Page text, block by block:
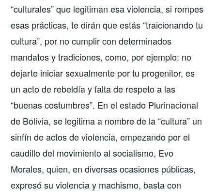
“culturales” que legitiman esa violencia, si rompes
esas prácticas, te dirán que estás “traicionando tu
cultura”, por no cumplir con determinados
mandatos y tradiciones, como, por ejemplo: no
dejarte iniciar sexualmente por tu progenitor, es
un acto de rebeldía y falta de respeto a las
“buenas costumbres”. En el estado Plurinacional
de Bolivia, se legitima a nombre de la “cultura” un
sinfín de actos de violencia, empezando por el
caudillo del movimiento al socialismo, Evo
Morales, quien, en diversas ocasiones públicas,
expresó su violencia y machismo, basta con